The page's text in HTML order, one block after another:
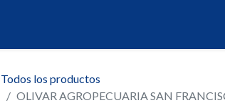
Todos los productos
OLIVAR AGROPECUARIA SAN